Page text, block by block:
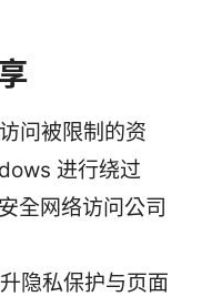
问被限制的资
进行绕过
全网络访问公司
隐私保护与页面